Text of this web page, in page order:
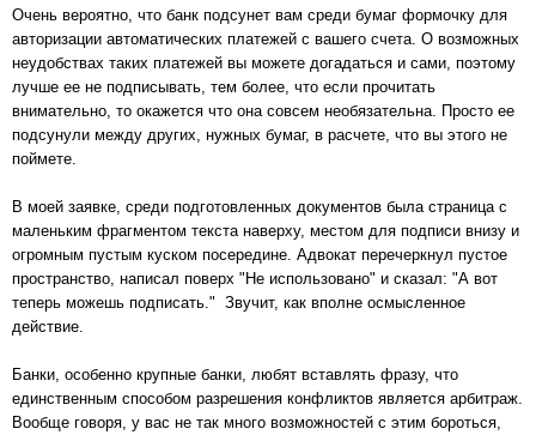
Очень вероятно, что банк подсунет вам среди бумаг формочку для
авторизации автоматических платежей с вашего счета. О возможных
неудобствах таких платежей вы можете догадаться и сами, поэтому
лучше ее не подписывать, тем более, что если прочитать
внимательно, то окажется что она совсем необязательна. Просто ее
подсунули между других, нужных бумаг, в расчете, что вы этого не
поймете.
В моей заявке, среди подготовленных документов была страница с
маленьким фрагментом текста наверху, местом для подписи внизу и
огромным пустым куском посередине. Адвокат перечеркнул пустое
пространство, написал поверх "Не использовано" и сказал: "А вот
теперь можешь подписать." Звучит, как вполне осмысленное
действие.
Банки, особенно крупные банки, любят вставлять фразу, что
единственным способом разрешения конфликтов является арбитраж.
Вообще говоря, у вас не так много возможностей с этим бороться,